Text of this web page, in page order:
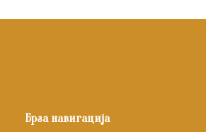
Брза навигација